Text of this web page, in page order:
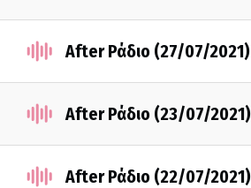
After Ράδιο (27/07/2021)
After Ράδιο (23/07/2021)
After Ράδιο (22/07/2021)